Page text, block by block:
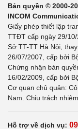
Bản quyền © 2000-
INCOM
Giấy phép thiết lập
TTĐT cấp ngày 29/
Sở TT-TT Hà Nội,
26/07/2007, cấp bởi
Chứng nhận bản
16/02/2009, cấp bởi
Cơ quan chủ quản:
Nam. Chịu trách
Hỗ trợ về dịch vụ: